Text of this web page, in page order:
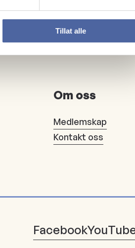
Tillat alle
Om oss
Medlemskap
Kontakt oss
Facebook